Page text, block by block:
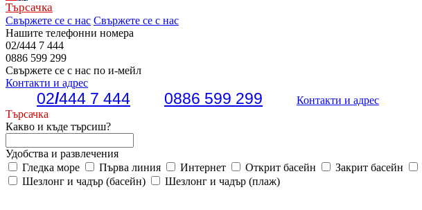
Търсачка
Свържете се с нас Свържете се с нас
Нашите телефонни номера
02/444 7 444
0886 599 299
Свържете се с нас по и-мейл
Контакти и адрес
02/444 7 444 0886 599 299
Контакти и адрес
Търсачка
Какво и къде търсиш?
Удобства и развлечения
Гледка море
Първа линия Интернет Открит басейн Закрит басейн
Шезлонг и чадър (басейн)
Шезлонг и чадър (плаж)